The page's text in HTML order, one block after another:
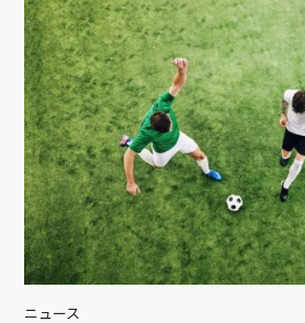
ニュース